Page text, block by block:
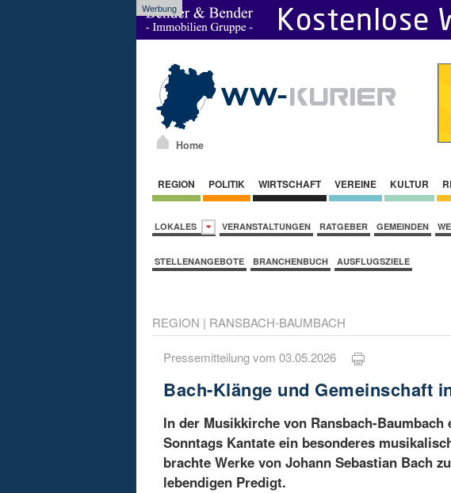
Werbung
Home
REGION POLITIK WIRTSCHAFT VEREINE KULTUR
LOKALES VERANSTALTUNGEN RATGEBER GEMEINDEN
STELLENANGEBOTE BRANCHENBUCH AUSFLUGSZIELE
REGION | RANSBACH-BAUMBACH
Pressemitteilung vom 03.05.2026
Bach-Klänge und Gemeinschaft
In der Musikkirche von Ransbach-
Sonntags Kantate ein besonderes
brachte Werke von Johann Sebastian Bach
lebendigen Predigt.